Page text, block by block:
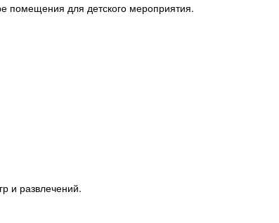
помещения для детского мероприятия.
и развлечений.